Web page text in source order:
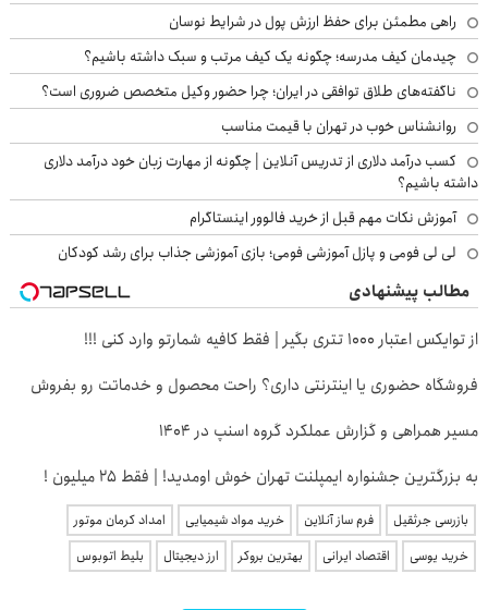
راهی مطمئن برای حفظ ارزش پول در شرایط نوسان
چیدمان کیف مدرسه؛ چگونه یک کیف مرتب و سبک داشته باشیم؟
ناگفته‌های طلاق توافقی در ایران؛ چرا حضور وکیل متخصص ضروری است؟
روانشناس خوب در تهران با قیمت مناسب
کسب درآمد دلاری از تدریس آنلاین | چگونه از مهارت زبان خود درآمد دلاری
داشته باشیم؟
آموزش نکات مهم قبل از خرید فالوور اینستاگرام
لی لی فومی و پازل آموزشی فومی؛ بازی آموزشی جذاب برای رشد کودکان
مطالب پیشنهادی
از توایکس اعتبار ۱۰۰۰ تتری بگیر | فقط کافیه شمارتو وارد کنی !!!
فروشگاه حضوری یا اینترنتی داری؟ راحت محصول و خدماتت رو بفروش
مسیر همراهی و گزارش عملکرد گروه اسنپ در ۱۴۰۴
به بزرگترین جشنواره ایمپلنت تهران خوش اومدید! | فقط ۲۵ میلیون !
بازرسی جرثقیل فرم ساز آنلاین خرید مواد شیمیایی
امداد کرمان موتور
خرید یوسی
اقتصاد ایرانی بهترین بروکر ارز دیجیتال بلیط اتوبوس